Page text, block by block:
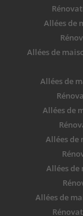
Allées de
Allées de
Allées de
Allées de
Allées de
Allées de
Allées de